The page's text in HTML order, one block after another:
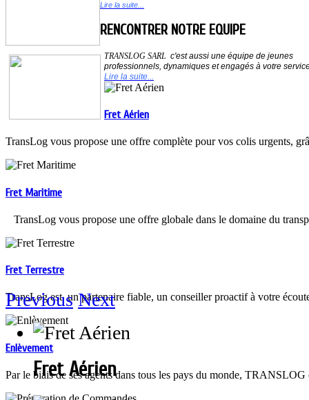
Lire la suite...
RENCONTRER NOTRE EQUIPE
TRANSLOG SARL c'est aussi une équipe de jeunes
professionnels, dynamiques et engagés à votre
Lire la suite...
Fret Aérien
TransLog vous propose une offre complète pour vos colis urgents,
Fret Maritime
TransLog vous propose une offre globale dans le domaine du
Fret Terrestre
TransLog est un partenaire fiable, un conseiller proactif à votre
Enlèvement
Par le biais de ses agents dans tous les pays du monde, TRANSLOG
Previous Next
Fret Aérien